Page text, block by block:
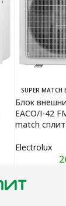
SUPER MATCH
Блок
EACO/I-42
match
Electrolux